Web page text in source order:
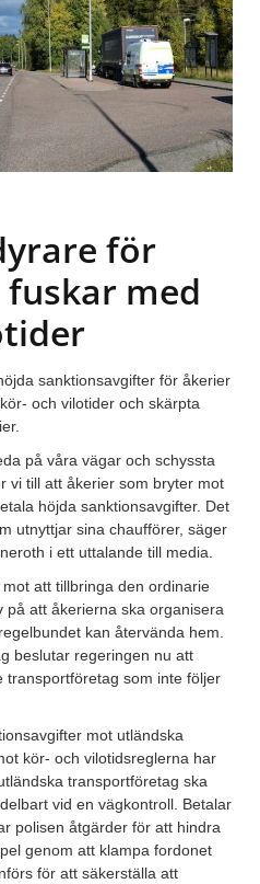
för
med
sanktionsavgifter för åkerier
och vilotider och skärpta
på våra vägar och schyssta
vi till att åkerier som bryter mot
höjda sanktionsavgifter. Det
utnyttjar sina chaufförer, säger
i ett uttalande till media.
att tillbringa den ordinarie
på att åkerierna ska organisera
kan återvända hem.
beslutar regeringen nu att
transportföretag som inte följer
mot utländska
kör- och vilotidsreglerna har
transportföretag ska
vid en vägkontroll. Betalar
polisen åtgärder för att hindra
genom att klampa fordonet
för att säkerställa att